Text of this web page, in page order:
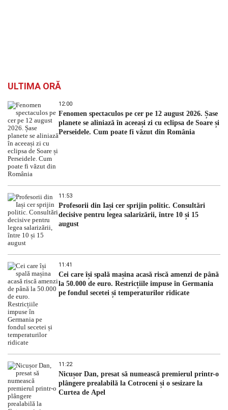
ULTIMA ORĂ
12:00
Fenomen spectaculos pe cer pe 12 august 2026. Șase
planete se aliniază în aceeași zi cu eclipsa de Soare și
Perseidele. Cum poate fi văzut din România
11:53
Profesorii din Iași cer sprijin politic. Consultări
decisive pentru legea salarizării, între 10 și 15
august
11:41
Cei care își spală mașina acasă riscă amenzi de până
la 50.000 de euro. Restricțiile impuse în Germania
pe fondul secetei și temperaturilor ridicate
11:22
Nicușor Dan, presat să numească premierul printr-o
plângere prealabilă la Cotroceni și o sesizare la
Curtea de Apel